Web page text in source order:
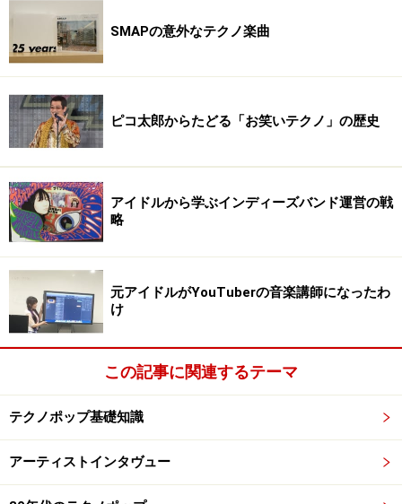
SMAPの意外なテクノ楽曲
ピコ太郎からたどる「お笑いテクノ」の歴史
アイドルから学ぶインディーズバンド運営の戦
略
元アイドルがYouTuberの音楽講師になったわ
け
この記事に関連するテーマ
テクノポップ基礎知識
アーティストインタヴュー